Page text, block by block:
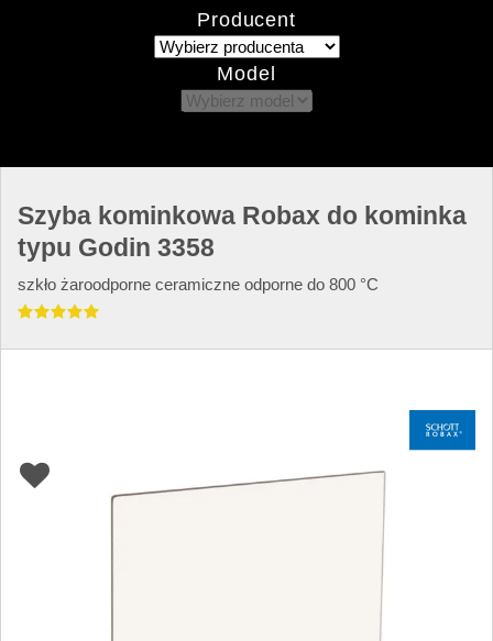
Producent
Model
Szyba kominkowa Robax do kominka
typu Godin 3358
szkło żaroodporne ceramiczne odporne do 800 °C